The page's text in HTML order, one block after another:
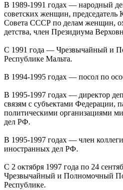
В 1989-1991 годах — народный
советских женщин, председатель
Совета СССР по делам женщин,
детства, член Президиума
С 1991 года — Чрезвычайный и
Республике Мальта.
В 1994-1995 годах — посол по
В 1995-1997 годах — директор
связям с субъектами Федерации,
политическими организациями
дел РФ.
В 1995-1997 годах — член
иностранных дел РФ.
С 2 октября 1997 года по 24
Чрезвычайный и Полномочный
Республике.